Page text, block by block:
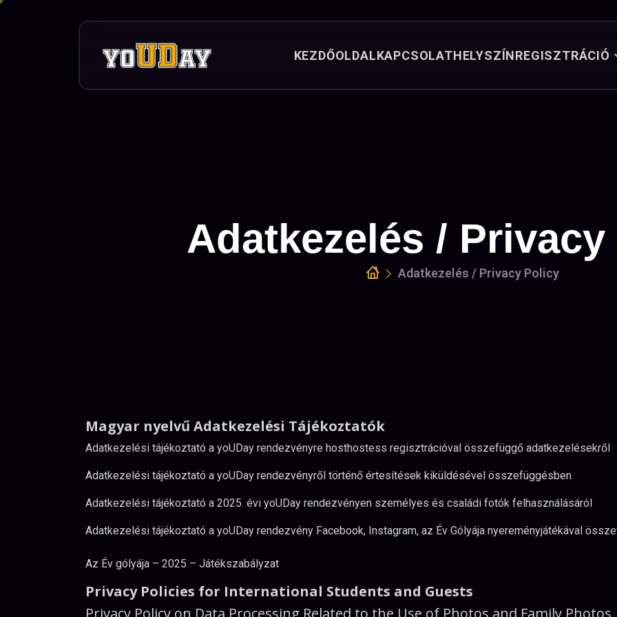
KEZDŐOLDALKAPCSOLATHELYSZÍNREGISZTRÁCIÓ
Adatkezelés /
Adatkezelés / Privacy Policy
Magyar nyelvű Adatkezelési Tájékoztatók
Adatkezelési tájékoztató a yoUDay rendezvényre hosthostess regisztrációval összefüggő adatkezelésekről
Adatkezelési tájékoztató a yoUDay rendezvényről történő értesítések kiküldésével összefüggésben
Adatkezelési tájékoztató a 2025. évi yoUDay rendezvényen személyes és családi fotók felhasználásáról
Adatkezelési tájékoztató a yoUDay rendezvény Facebook, Instagram, az Év Gólyája nyereményjátékával
Az Év gólyája – 2025 – Játékszabályzat
Privacy Policies for International Students and Guests
Privacy Policy on Data Processing Related to the Use of Photos and Family Photos